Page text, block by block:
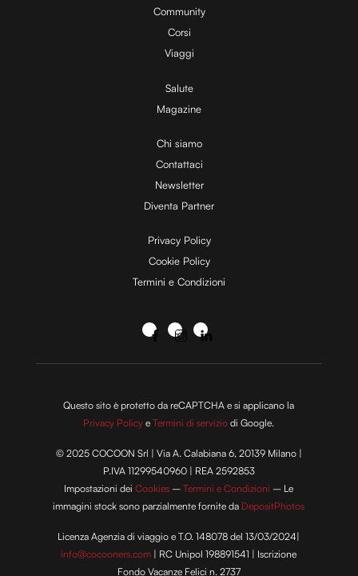
Community
Corsi
Viaggi
Salute
Magazine
Chi siamo
Contattaci
Newsletter
Diventa Partner
Privacy Policy
Cookie Policy
Termini e Condizioni
Questo sito è protetto da reCAPTCHA e si applicano la
Privacy Policy eTermini di servizio di Google.
© 2025 COCOON Srl | Via A. Calabiana 6, 20139 Milano |
P.IVA 11299540960 | REA 2592853
Impostazioni deiCookies –Termini e Condizioni – Le
immagini stock sono parzialmente fornite da DepositPhotos
Licenza Agenzia di viaggio e T.O. 148078 del 13/03/2024|
info@cocooners.com | RC Unipol 198891541 | Iscrizione
Fondo Vacanze Felici n. 2737